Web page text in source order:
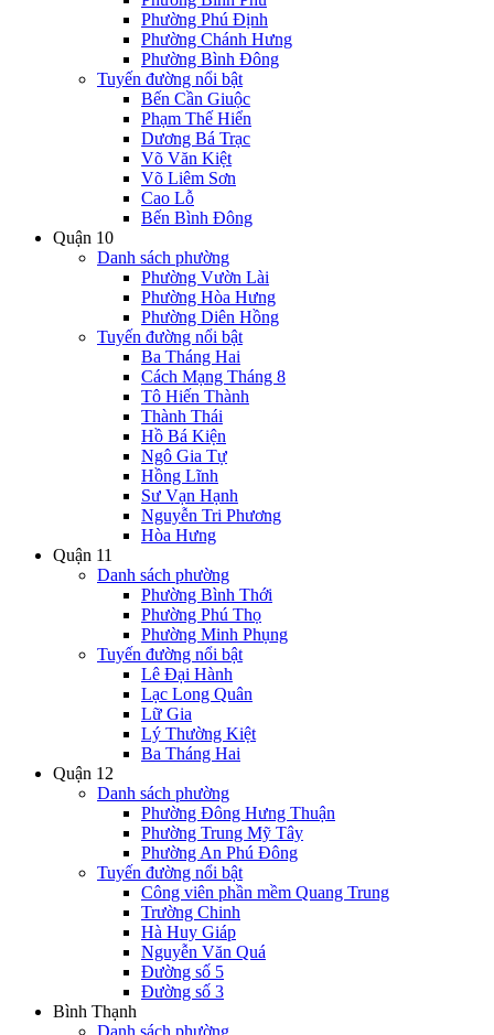
Phường Phú Định
Phường Chánh Hưng
Phường Bình Đông
Tuyến đường nổi bật
Bến Cần Giuộc
Phạm Thế Hiển
Dương Bá Trạc
Võ Văn Kiệt
Võ Liêm Sơn
Cao Lỗ
Bến Bình Đông
Quận 10
Danh sách phường
Phường Vườn Lài
Phường Hòa Hưng
Phường Diên Hồng
Tuyến đường nổi bật
Ba Tháng Hai
Cách Mạng Tháng 8
Tô Hiến Thành
Thành Thái
Hồ Bá Kiện
Ngô Gia Tự
Hồng Lĩnh
Sư Vạn Hạnh
Nguyễn Tri Phương
Hòa Hưng
Quận 11
Danh sách phường
Phường Bình Thới
Phường Phú Thọ
Phường Minh Phụng
Tuyến đường nổi bật
Lê Đại Hành
Lạc Long Quân
Lữ Gia
Lý Thường Kiệt
Ba Tháng Hai
Quận 12
Danh sách phường
Phường Đông Hưng Thuận
Phường Trung Mỹ Tây
Phường An Phú Đông
Tuyến đường nổi bật
Công viên phần mềm Quang Trung
Trường Chinh
Hà Huy Giáp
Nguyễn Văn Quá
Đường số 5
Đường số 3
Bình Thạnh
Danh sách phường